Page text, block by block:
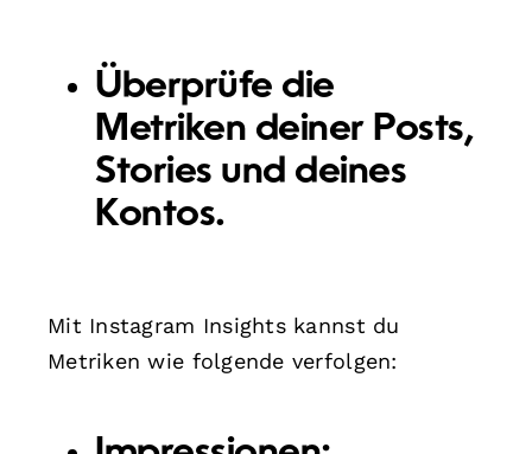
Überprüfe die
Metriken deiner Posts,
Stories und deines
Kontos.
Mit Instagram Insights kannst du
Metriken wie folgende verfolgen: